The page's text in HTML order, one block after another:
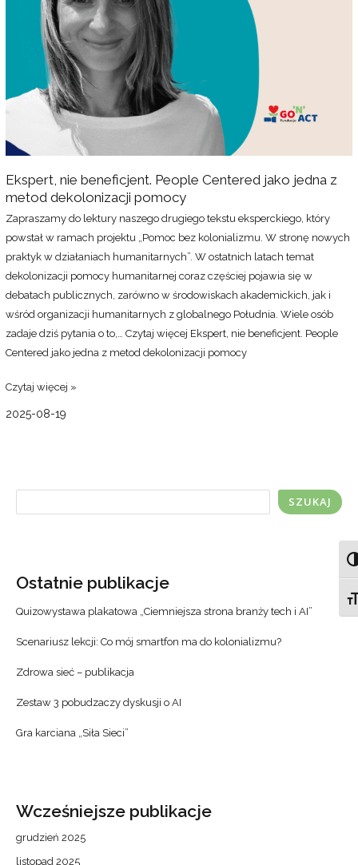
Ekspert, nie beneficjent. People Centered jako jedna z
metod dekolonizacji pomocy
Zapraszamy do lektury naszego drugiego tekstu eksperckiego, który
powstał w ramach projektu „Pomoc bez kolonializmu. W stronę nowych
praktyk w działaniach humanitarnych”. W ostatnich latach temat
dekolonizacji pomocy humanitarnej coraz częściej pojawia się w
debatach publicznych, zarówno w środowiskach akademickich, jak i
wśród organizacji humanitarnych z globalnego Południa. Wiele osób
zadaje dziś pytania o to,…Czytaj więcej Ekspert, nie beneficjent. People
Centered jako jedna z metod dekolonizacji pomocy
Czytaj więcej »
2025-08-19
SZUKAJ
Ostatnie publikacje
Quizowystawa plakatowa „Ciemniejsza strona branży tech i AI”
Scenariusz lekcji: Co mój smartfon ma do kolonializmu?
Zdrowa sieć – publikacja
Zestaw 3 pobudzaczy dyskusji o AI
Gra karciana „Siła Sieci”
Wcześniejsze publikacje
grudzień 2025
listopad 2025